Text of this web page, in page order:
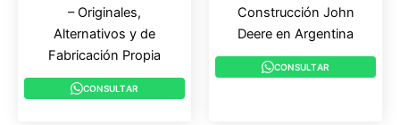
– Originales,
Alternativos y de
Fabricación Propia
CONSULTAR
Construcción John
Deere en Argentina
CONSULTAR